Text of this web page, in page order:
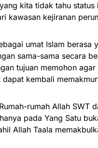
kita tidak tahu
kawasan kejiranan
umat Islam berasa
sama-sama secara
tujuan memohon
dapat kembali
rumah Allah SWT
pada Yang Satu
Allah Taala